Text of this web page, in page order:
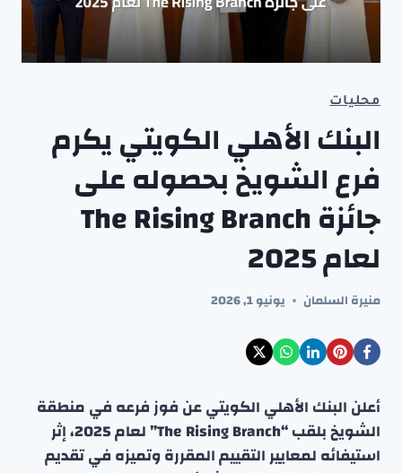
محليات
البنك الأهلي الكويتي يكرم
فرع الشويخ بحصوله على
جائزة The Rising Branch
لعام 2025
منيرة السلمان يونيو 1, 2026
أعلن البنك الأهلي الكويتي عن فوز فرعه في منطقة
الشويخ بلقب “The Rising Branch” لعام 2025، إثر
استيفائه لمعايير التقييم المقررة وتميزه في تقديم